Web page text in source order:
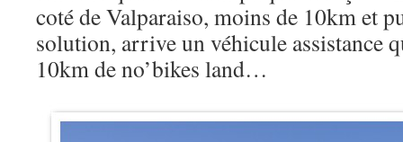
coté de Valparaiso, moins de 10km et
solution, arrive un véhicule assistance
10km de no’bikes land…